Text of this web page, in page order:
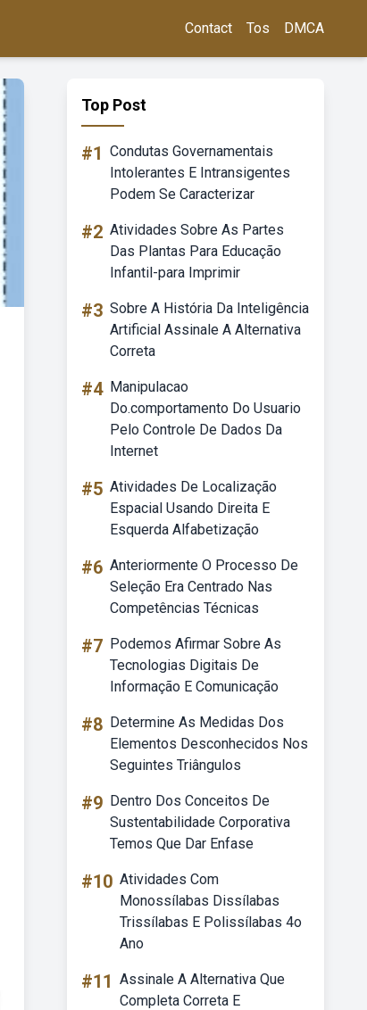
Contact Tos DMCA
Top Post
#1 Condutas Governamentais
Intolerantes E Intransigentes
Podem Se Caracterizar
#2 Atividades Sobre As Partes
Das Plantas Para Educação
Infantil-para Imprimir
#3 Sobre A História Da Inteligência
Artificial Assinale A Alternativa
Correta
#4 Manipulacao
Do.comportamento Do Usuario
Pelo Controle De Dados Da
Internet
#5 Atividades De Localização
Espacial Usando Direita E
Esquerda Alfabetização
#6 Anteriormente O Processo De
Seleção Era Centrado Nas
Competências Técnicas
#7 Podemos Afirmar Sobre As
Tecnologias Digitais De
Informação E Comunicação
#8 Determine As Medidas Dos
Elementos Desconhecidos Nos
Seguintes Triângulos
#9 Dentro Dos Conceitos De
Sustentabilidade Corporativa
Temos Que Dar Enfase
#10 Atividades Com
Monossílabas Dissílabas
Trissílabas E Polissílabas 4o
Ano
#11 Assinale A Alternativa Que
Completa Correta E